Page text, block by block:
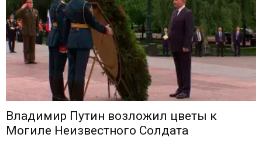
собор
Владимир Путин возложил цветы к
Могиле Неизвестного Солдата